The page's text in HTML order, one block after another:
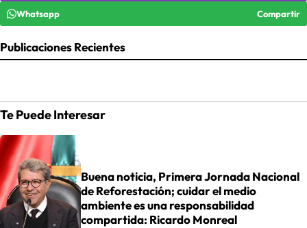
Whatsapp Compartir
Publicaciones Recientes
Te Puede Interesar
Buena noticia, Primera Jornada Nacional
de Reforestación; cuidar el medio
ambiente es una responsabilidad
compartida: Ricardo Monreal